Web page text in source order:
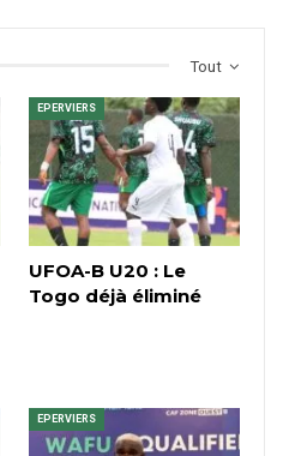
Tout
EPERVIERS
UFOA-B U20 : Le
Togo déjà éliminé
EPERVIERS